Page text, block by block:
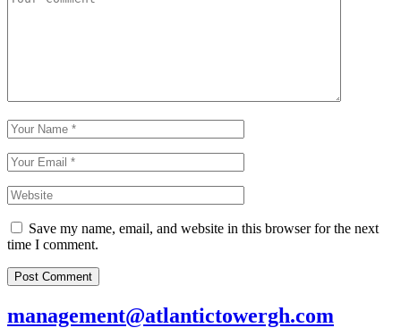
Save my name, email, and website in this browser for the next
time I comment.
Post Comment
management@atlantictowergh.com